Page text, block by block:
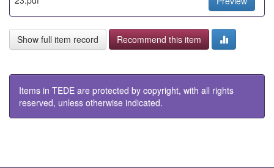
Show full item record Recommend this item
Items in TEDE are protected by copyright, with all rights
reserved, unless otherwise indicated.